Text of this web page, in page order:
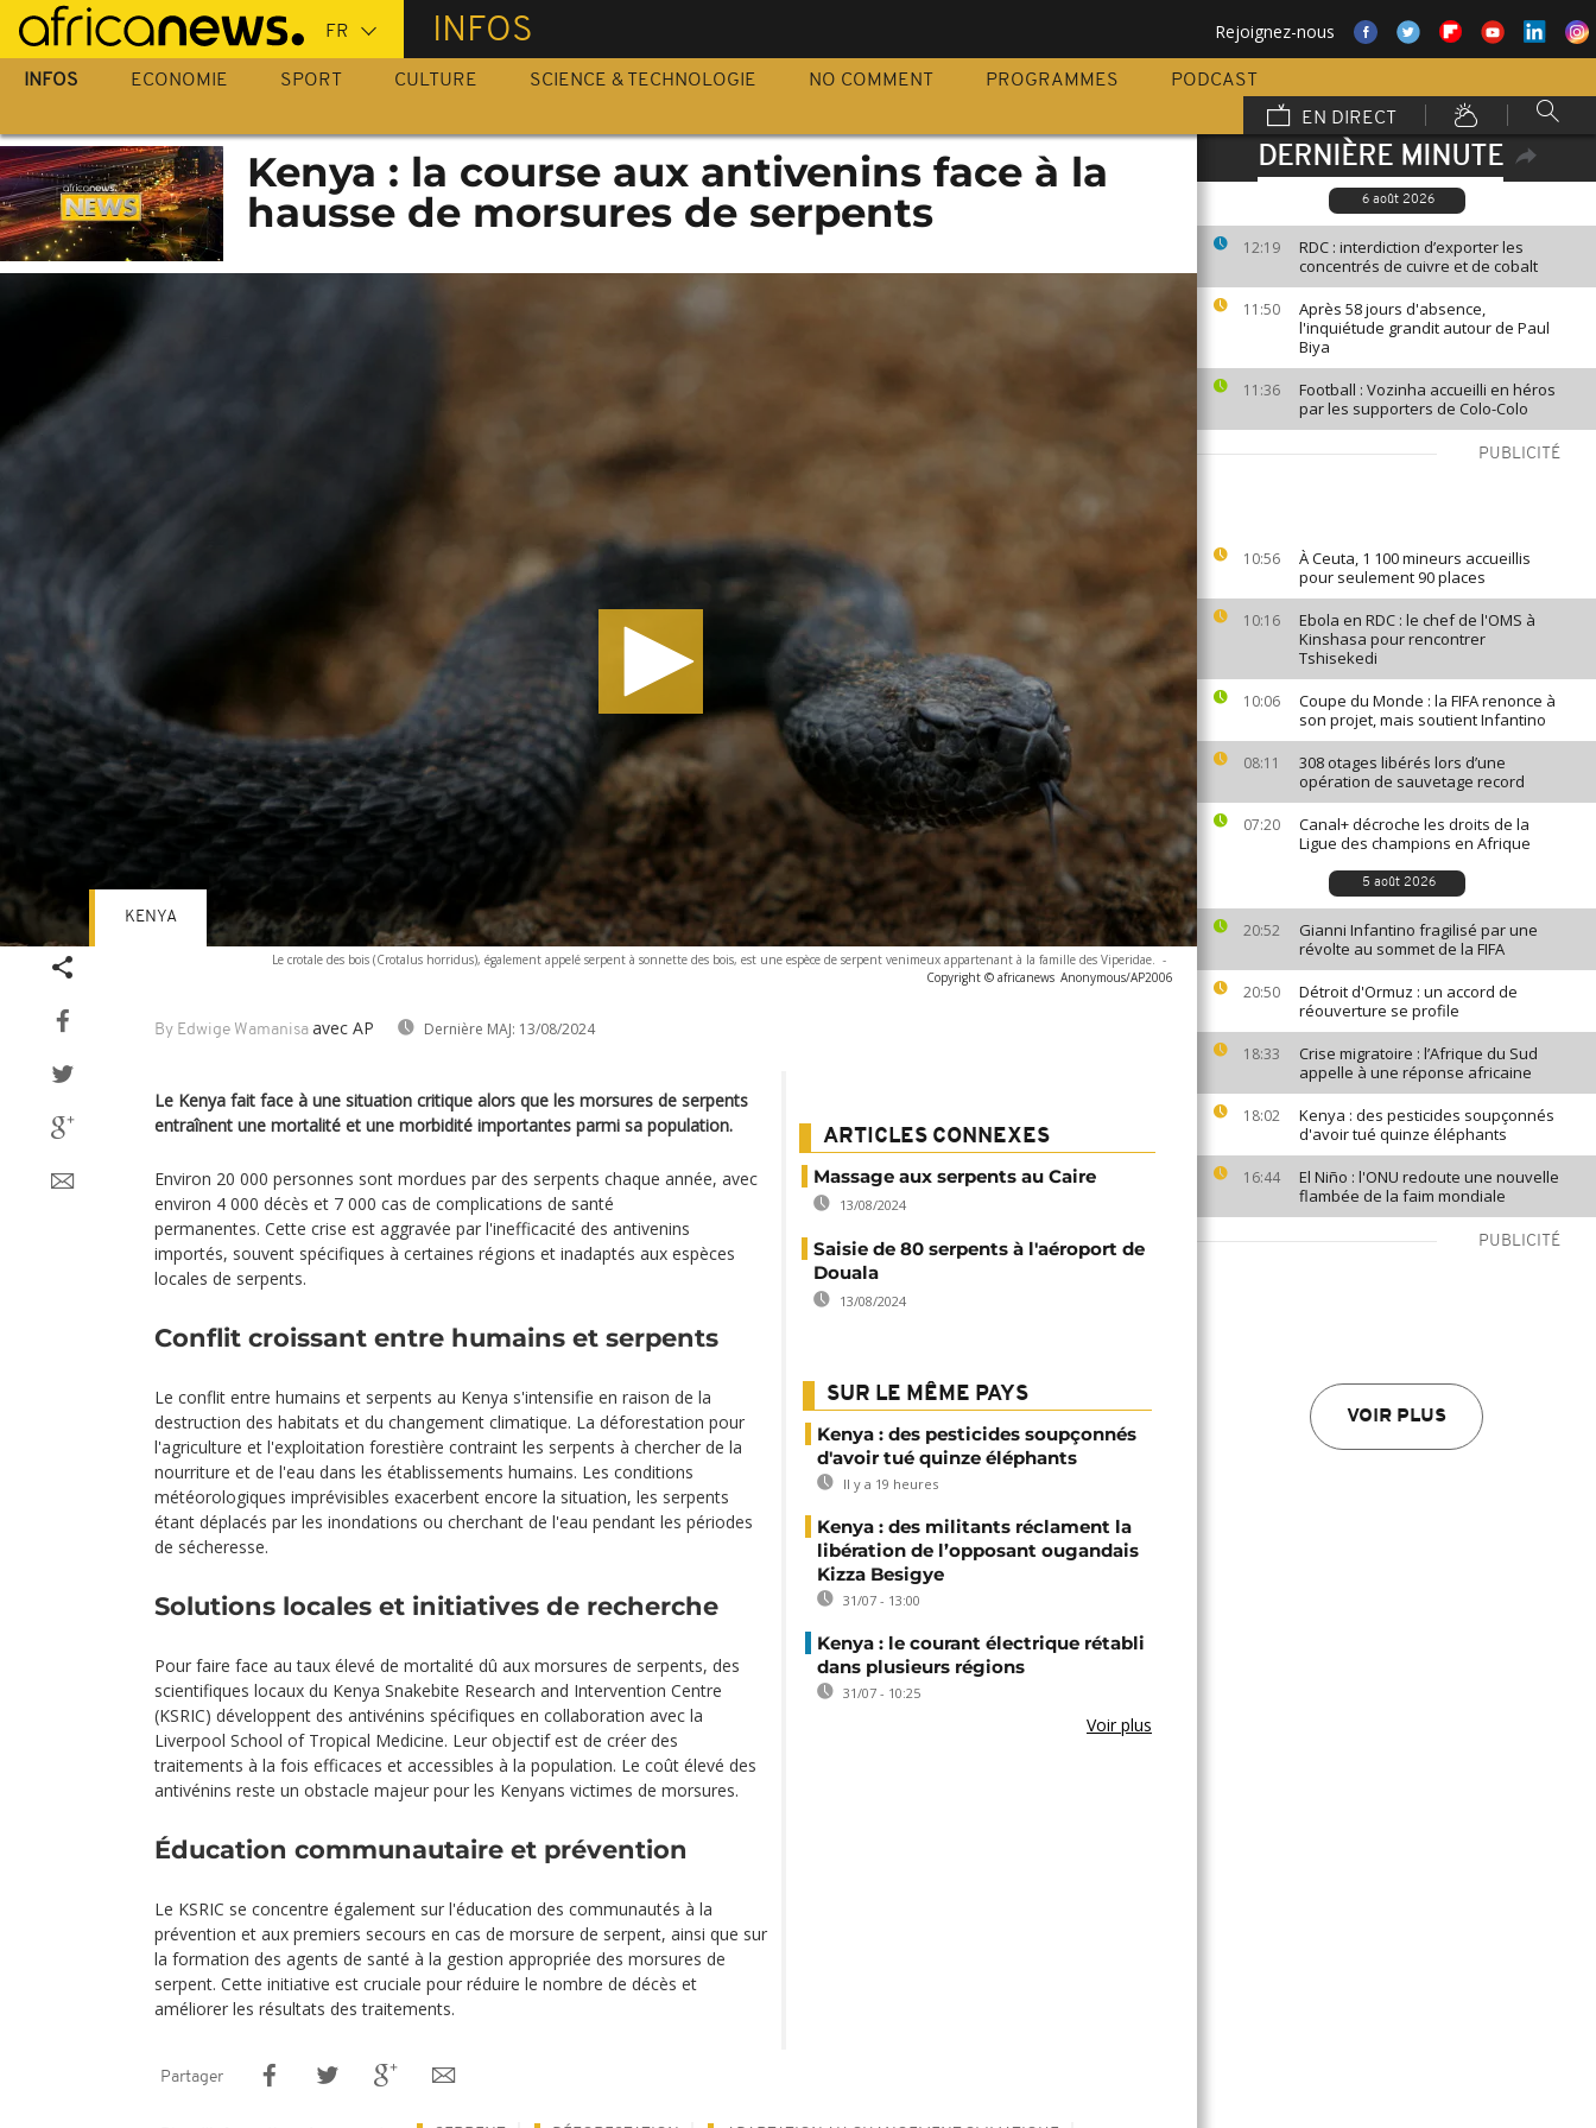
Passer
au
contenu
INFOS Rejoignez-nous
INFOS ECONOMIE SPORT CULTURE SCIENCE & TECHNOLOGIE NO COMMENT PROGRAMMES
PODCAST
EN DIRECT
DERNIÈRE MINUTE
6 août 2026
12:19
RDC : interdiction d’exporter les
concentrés de cuivre et de cobalt
11:50
Après 58 jours d'absence,
l'inquiétude grandit autour de Paul
Biya
11:36
Football : Vozinha accueilli en héros
par les supporters de Colo-Colo
PUBLICITÉ
10:56
À Ceuta, 1 100 mineurs accueillis
pour seulement 90 places
10:16
Ebola en RDC : le chef de l'OMS à
Kinshasa pour rencontrer
Tshisekedi
10:06
Coupe du Monde : la FIFA renonce à
son projet, mais soutient Infantino
08:11
308 otages libérés lors d’une
opération de sauvetage record
07:20
Canal+ décroche les droits de la
Ligue des champions en Afrique
5 août 2026
20:52
Gianni Infantino fragilisé par une
révolte au sommet de la FIFA
20:50
Détroit d'Ormuz : un accord de
réouverture se profile
18:33
Crise migratoire : l’Afrique du Sud
appelle à une réponse africaine
18:02
Kenya : des pesticides soupçonnés
d'avoir tué quinze éléphants
16:44
El Niño : l'ONU redoute une nouvelle
flambée de la faim mondiale
PUBLICITÉ
VOIR PLUS
Kenya : la course aux antivenins face à la
hausse de morsures de serpents
Le crotale des bois (Crotalus horridus), également appelé serpent à sonnette des bois, est une espèce de serpent venimeux appartenant à la famille des Viperidae. -
Copyright © africanews Anonymous/AP2006
By Edwige Wamanisa avec AP Dernière MAJ: 13/08/2024
KENYA
Le Kenya fait face à une situation critique alors que les morsures de serpents
entraînent une mortalité et une morbidité importantes parmi sa population.
Environ 20 000 personnes sont mordues par des serpents chaque année, avec
environ 4 000 décès et 7 000 cas de complications de santé
permanentes. Cette crise est aggravée par l'inefficacité des antivenins
importés, souvent spécifiques à certaines régions et inadaptés aux espèces
locales de serpents.
Conflit croissant entre humains et serpents
Le conflit entre humains et serpents au Kenya s'intensifie en raison de la
destruction des habitats et du changement climatique. La déforestation pour
l'agriculture et l'exploitation forestière contraint les serpents à chercher de la
nourriture et de l'eau dans les établissements humains. Les conditions
météorologiques imprévisibles exacerbent encore la situation, les serpents
étant déplacés par les inondations ou cherchant de l'eau pendant les périodes
de sécheresse.
Solutions locales et initiatives de recherche
Pour faire face au taux élevé de mortalité dû aux morsures de serpents, des
scientifiques locaux du Kenya Snakebite Research and Intervention Centre
(KSRIC) développent des antivénins spécifiques en collaboration avec la
Liverpool School of Tropical Medicine. Leur objectif est de créer des
traitements à la fois efficaces et accessibles à la population. Le coût élevé des
antivénins reste un obstacle majeur pour les Kenyans victimes de morsures.
Éducation communautaire et prévention
Le KSRIC se concentre également sur l'éducation des communautés à la
prévention et aux premiers secours en cas de morsure de serpent, ainsi que sur
la formation des agents de santé à la gestion appropriée des morsures de
serpent. Cette initiative est cruciale pour réduire le nombre de décès et
améliorer les résultats des traitements.
ARTICLES CONNEXES
Massage aux serpents au Caire
13/08/2024
Saisie de 80 serpents à l'aéroport de
Douala
13/08/2024
SUR LE MÊME PAYS
Kenya : des pesticides soupçonnés
d'avoir tué quinze éléphants
Il y a 19 heures
Kenya : des militants réclament la
libération de l’opposant ougandais
Kizza Besigye
31/07 - 13:00
Kenya : le courant électrique rétabli
dans plusieurs régions
31/07 - 10:25
Voir plus
Partager